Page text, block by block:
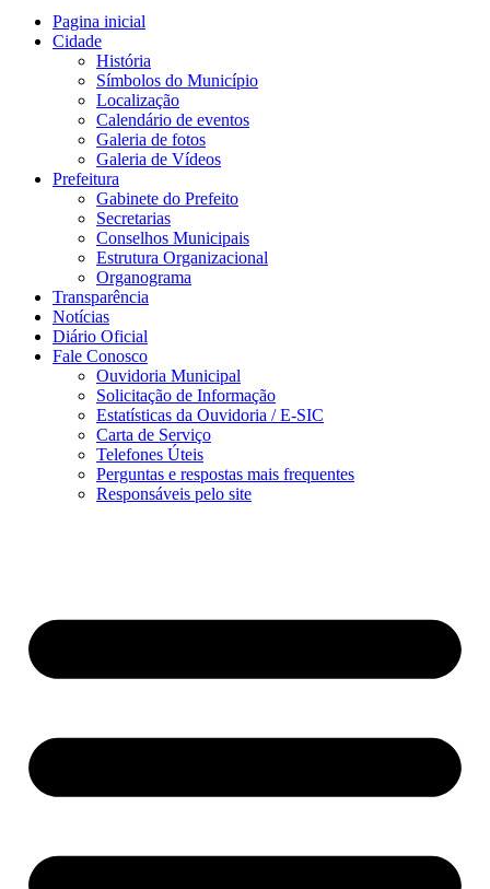
Pagina inicial
Cidade
História
Símbolos do Município
Localização
Calendário de eventos
Galeria de fotos
Galeria de Vídeos
Prefeitura
Gabinete do Prefeito
Secretarias
Conselhos Municipais
Estrutura Organizacional
Organograma
Transparência
Notícias
Diário Oficial
Fale Conosco
Ouvidoria Municipal
Solicitação de Informação
Estatísticas da Ouvidoria / E-SIC
Carta de Serviço
Telefones Úteis
Perguntas e respostas mais frequentes
Responsáveis pelo site